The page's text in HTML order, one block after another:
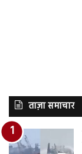
ताज़ा समाचार